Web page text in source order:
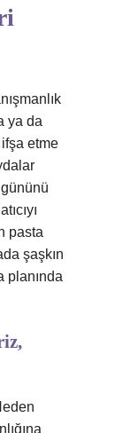
ya da
etme
pasta
şaşkın
planında